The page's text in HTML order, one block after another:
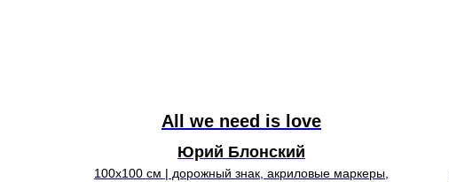
All we need is love
Юрий Блонский
100х100 см | дорожный знак, акриловые маркеры,